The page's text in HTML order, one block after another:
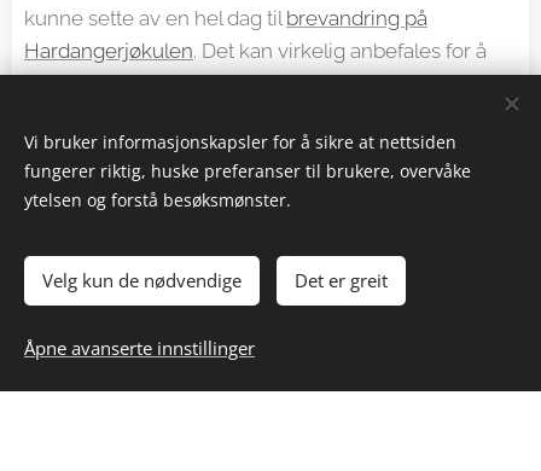
kunne sette av en hel dag tilbrevandring på
Hardangerjøkulen. Det kan virkelig anbefales for å
Fra Haugastøl til Finse
kilometer med grusvei til Finse. Det tar ikke lang tid før
du kommer tilNygardsvatnetog den vakre fjellheimen
Vi bruker informasjonskapsler for å sikre at nettsiden
fungerer riktig, huske preferanser til brukere, overvåke
ytelsen og forstå besøksmønster.
Velg kun de nødvendige Det er greit
Åpne avanserte innstillinger